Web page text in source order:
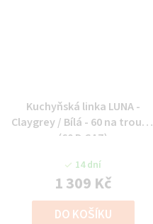
Kuchyňská linka LUNA -
Claygrey / Bílá - 60 na troubu
(60 D GAZ)
14 dní
1 309 Kč
DO KOŠÍKU